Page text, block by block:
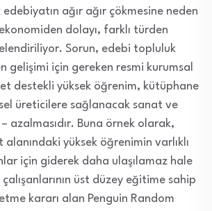
ağır ağır çökmesine neden
dolayı, farklı türden
Sorun, edebi topluluk
gelişimi için gereken resmi kurumsal
destekli yüksek öğrenim, kütüphane
üreticilere sağlanacak sanat ve
azalmasıdır. Buna örnek olarak,
yüksek öğrenimin varlıklı
için giderek daha ulaşılamaz hale
üst düzey eğitime sahip
kararı alan Penguin Random